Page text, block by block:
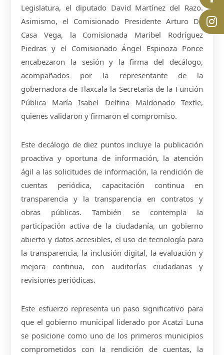
Legislatura, el diputado David Martínez del Razo.
Asimismo, el Comisionado Presidente Arturo De
Casa Vega, la Comisionada Maribel Rodríguez
Piedras y el Comisionado Ángel Espinoza Ponce
encabezaron la sesión y la firma del decálogo,
acompañados por la representante de la
gobernadora de Tlaxcala la Secretaria de la Función
Pública María Isabel Delfina Maldonado Textle,
quienes validaron y firmaron el compromiso.
Este decálogo de diez puntos incluye la publicación
proactiva y oportuna de información, la atención
ágil a las solicitudes de información, la rendición de
cuentas periódica, capacitación continua en
transparencia y la transparencia en contratos y
obras públicas. También se contempla la
participación activa de la ciudadanía, un gobierno
abierto y datos accesibles, el uso de tecnología para
la transparencia, la inclusión digital, la evaluación y
mejora continua, con auditorías ciudadanas y
revisiones periódicas.
Este esfuerzo representa un paso significativo para
que el gobierno municipal liderado por Acatzi Luna
se posicione como uno de los primeros municipios
comprometidos con la rendición de cuentas, la